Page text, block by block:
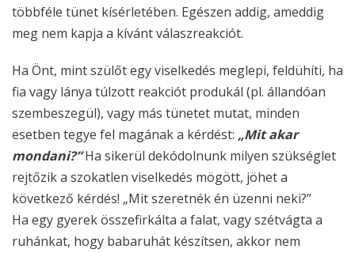
többféle tünet kísérletében. Egészen addig, ameddig
meg nem kapja a kívánt válaszreakciót.
Ha Önt, mint szülőt egy viselkedés meglepi, feldühíti, ha
fia vagy lánya túlzott reakciót produkál (pl. állandóan
szembeszegül), vagy más tünetet mutat, minden
esetben tegye fel magának a kérdést: „Mit akar
mondani?”Ha sikerül dekódolnunk milyen szükséglet
rejtőzik a szokatlen viselkedés mögött, jöhet a
következő kérdés! „Mit szeretnék én üzenni neki?”
Ha egy gyerek összefirkálta a falat, vagy szétvágta a
ruhánkat, hogy babaruhát készítsen, akkor nem